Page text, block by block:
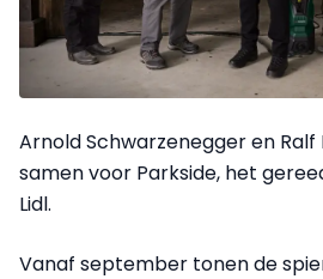
Arnold Schwarzenegger en Ralf
samen voor Parkside, het
Lidl.
Vanaf september tonen de